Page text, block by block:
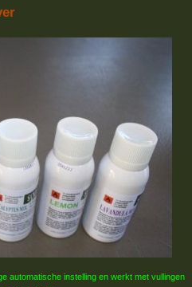
automatische instelling en werkt met vullingen